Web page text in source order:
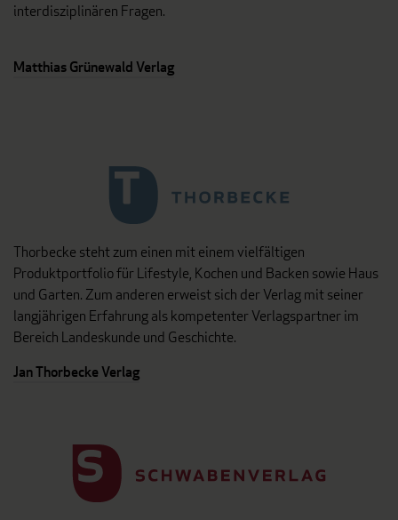
interdisziplinären Fragen.
Matthias Grünewald Verlag
Thorbecke steht zum einen mit einem vielfältigen
Produktportfolio für Lifestyle, Kochen und Backen sowie Haus
und Garten. Zum anderen erweist sich der Verlag mit seiner
langjährigen Erfahrung als kompetenter Verlagspartner im
Bereich Landeskunde und Geschichte.
Jan Thorbecke Verlag